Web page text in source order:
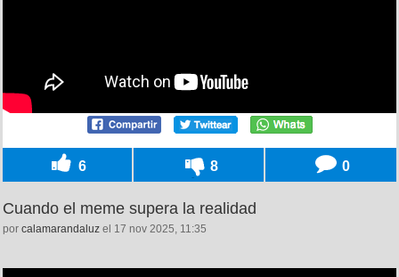
6 8 0
Cuando el meme supera la realidad
por calamarandaluz el 17 nov 2025, 11:35